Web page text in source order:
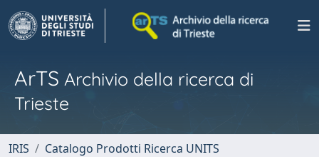
ArTS Archivio della ricerca di
Trieste
IRIS
Catalogo Prodotti Ricerca UNITS